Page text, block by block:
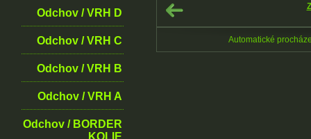
Odchov / VRH D
Odchov / VRH C
Odchov / VRH B
Odchov / VRH A
Odchov / BORDER
KOLIE
Automatické